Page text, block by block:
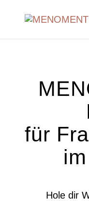
für
Hole dir